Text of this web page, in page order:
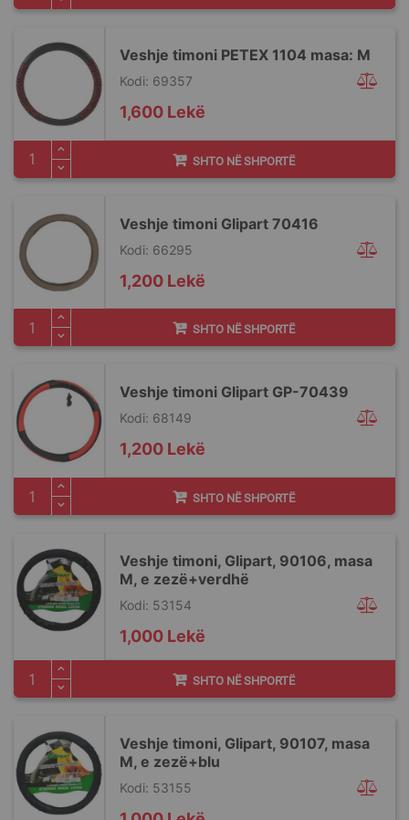
Veshje timoni PETEX 1104 masa: M
Kodi: 69357
1,600 Lekë
SHTO NË SHPORTË
Veshje timoni Glipart 70416
Kodi: 66295
1,200 Lekë
SHTO NË SHPORTË
Veshje timoni Glipart GP-70439
Kodi: 68149
1,200 Lekë
SHTO NË SHPORTË
Veshje timoni, Glipart, 90106, masa
M, e zezë+verdhë
Kodi: 53154
1,000 Lekë
SHTO NË SHPORTË
Veshje timoni, Glipart, 90107, masa
M, e zezë+blu
Kodi: 53155